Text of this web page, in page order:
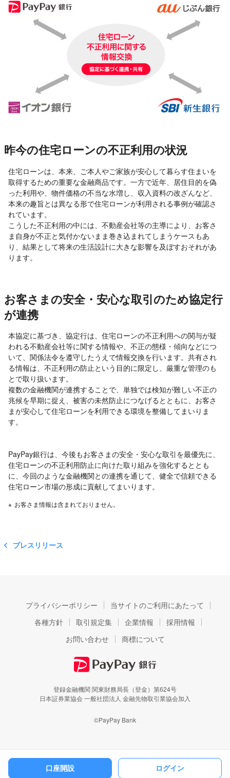
昨今の住宅ローンの不正利用の状況
住宅ローンは、本来、ご本人やご家族が安心して暮らす住まいを
取得するための重要な金融商品です。一方で近年、居住目的を偽
った利用や、物件価格の不当な水増し、収入資料の改ざんなど、
本来の趣旨とは異なる形で住宅ローンが利用される事例が確認さ
れています。
こうした不正利用の中には、不動産会社等の主導により、お客さ
ま自身が不正と気付かないまま巻き込まれてしまうケースもあ
り、結果として将来の生活設計に大きな影響を及ぼすおそれがあ
ります。
お客さまの安全・安心な取引のため協定行
が連携
本協定に基づき、協定行は、住宅ローンの不正利用への関与が疑
われる不動産会社等に関する情報や、不正の態様・傾向などにつ
いて、関係法令を遵守したうえで情報交換を行います。共有され
る情報は、不正利用の防止という目的に限定し、厳重な管理のも
とで取り扱います。
複数の金融機関が連携することで、単独では検知が難しい不正の
兆候を早期に捉え、被害の未然防止につなげるとともに、お客さ
まが安心して住宅ローンを利用できる環境を整備してまいりま
す。
PayPay銀行は、今後もお客さまの安全・安心な取引を最優先に、
住宅ローンの不正利用防止に向けた取り組みを強化するととも
に、今回のような金融機関との連携を通じて、健全で信頼できる
住宅ローン市場の形成に貢献してまいります。
※ お客さま情報は含まれておりません。
プレスリリース
プライバシーポリシー
当サイトのご利用にあたって
各種方針
取引規定集 企業情報
採用情報
お問い合わせ
商標について
登録金融機関 関東財務局長（登金）第624号
日本証券業協会 一般社団法人 金融先物取引業協会加入
©PayPay Bank
口座開設 ログイン